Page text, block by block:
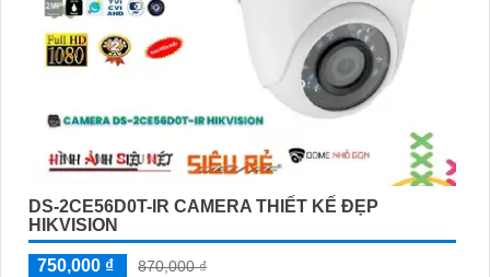
DS-2CE56D0T-IR CAMERA THIẾT KẾ ĐẸP
HIKVISION
750,000 ₫
870,000 ₫